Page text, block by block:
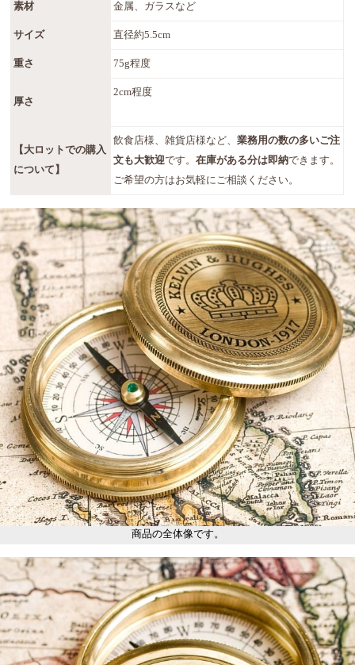
素材 金属、ガラスなど
サイズ 直径約5.5cm
重さ 75g程度
厚さ
2cm程度
【大ロットでの購入
について】
飲食店様、雑貨店様など、業務用の数の多いご注
文も大歓迎です。在庫がある分は即納できます。
ご希望の方はお気軽にご相談ください。
商品の全体像です。